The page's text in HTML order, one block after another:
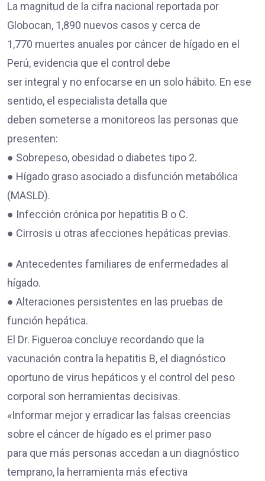
La magnitud de la cifra nacional reportada por
Globocan, 1,890 nuevos casos y cerca de
1,770 muertes anuales por cáncer de hígado en el
Perú, evidencia que el control debe
ser integral y no enfocarse en un solo hábito. En ese
sentido, el especialista detalla que
deben someterse a monitoreos las personas que
presenten:
● Sobrepeso, obesidad o diabetes tipo 2.
● Hígado graso asociado a disfunción metabólica
(MASLD).
● Infección crónica por hepatitis B o C.
● Cirrosis u otras afecciones hepáticas previas.
● Antecedentes familiares de enfermedades al
hígado.
● Alteraciones persistentes en las pruebas de
función hepática.
El Dr. Figueroa concluye recordando que la
vacunación contra la hepatitis B, el diagnóstico
oportuno de virus hepáticos y el control del peso
corporal son herramientas decisivas.
«Informar mejor y erradicar las falsas creencias
sobre el cáncer de hígado es el primer paso
para que más personas accedan a un diagnóstico
temprano, la herramienta más efectiva